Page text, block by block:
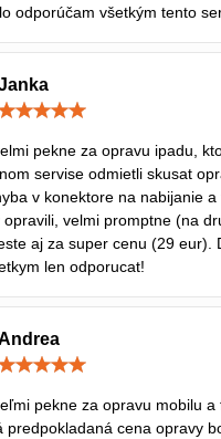
odporúčam všetkým tento
5
pekne za opravu ipadu,
servise odmietli skusat
v konektore na nabijanie
opravili, velmi promptne (na
aj za super cenu (29 eur).
len odporucat!
5
pekne za opravu mobilu a
predpokladaná cena opravy